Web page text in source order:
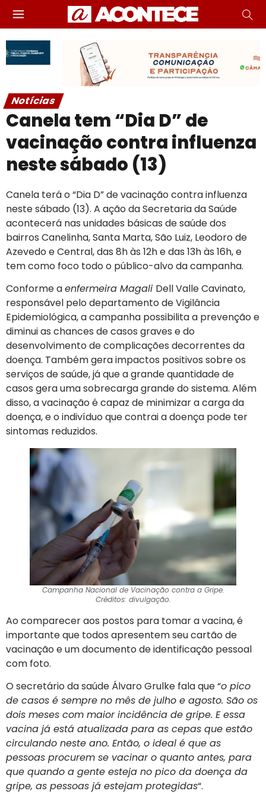
Notícias
Canela tem “Dia D” de
vacinação contra influenza
neste sábado (13)
Canela terá o “Dia D” de vacinação contra influenza
neste sábado (13). A ação da Secretaria da Saúde
acontecerá nas unidades básicas de saúde dos
bairros Canelinha, Santa Marta, São Luiz, Leodoro de
Azevedo e Central, das 8h às 12h e das 13h às 16h, e
tem como foco todo o público-alvo da campanha.
Conforme aenfermeira Magali Dell Valle Cavinato,
responsável pelo departamento de Vigilância
Epidemiológica, a campanha possibilita a prevenção e
diminui as chances de casos graves e do
desenvolvimento de complicações decorrentes da
doença. Também gera impactos positivos sobre os
serviços de saúde, já que a grande quantidade de
casos gera uma sobrecarga grande do sistema. Além
disso, a vacinação é capaz de minimizar a carga da
doença, e o indivíduo que contrai a doença pode ter
sintomas reduzidos.
Campanha Nacional de Vacinação contra a Gripe.
Créditos: divulgação.
Ao comparecer aos postos para tomar a vacina, é
importante que todos apresentem seu cartão de
vacinação e um documento de identificação pessoal
com foto.
O secretário da saúde Álvaro Grulke fala que “o pico
de casos é sempre no mês de julho e agosto. São os
dois meses com maior incidência de gripe. E essa
vacina já está atualizada para as cepas que estão
circulando neste ano. Então, o ideal é que as
pessoas procurem se vacinar o quanto antes, para
que quando a gente esteja no pico da doença da
gripe, as pessoas já estejam protegidas“.